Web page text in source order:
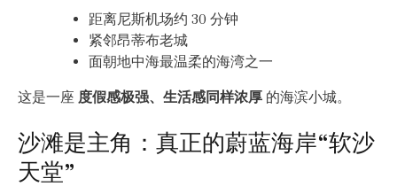
距离尼斯机场约 30 分钟
紧邻昂蒂布老城
面朝地中海最温柔的海湾之一
这是一座 度假感极强、生活感同样浓厚 的海滨小城。
沙滩是主角：真正的蔚蓝海岸“软沙
天堂”